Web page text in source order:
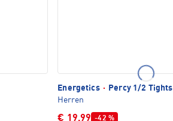
Energetics ·
Percy 1/2 Tights
Herren
€ 19,99 -42 %